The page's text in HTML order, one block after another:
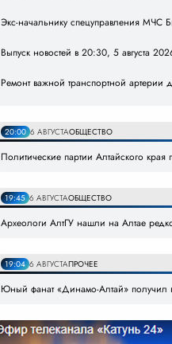
Экс-начальнику спецуправления МЧС
Выпуск новостей в 20:30, 5 августа
Ремонт важной транспортной
20:00 6 АВГУСТАОБЩЕСТВО
Политические партии Алтайского
19:45 6 АВГУСТАОБЩЕСТВО
Археологи АлтГУ нашли на Алтае
19:04 6 АВГУСТАПРОЧЕЕ
Юный фанат «Динамо-Алтай» получил